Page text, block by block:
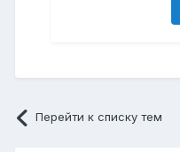
Перейти к списку тем